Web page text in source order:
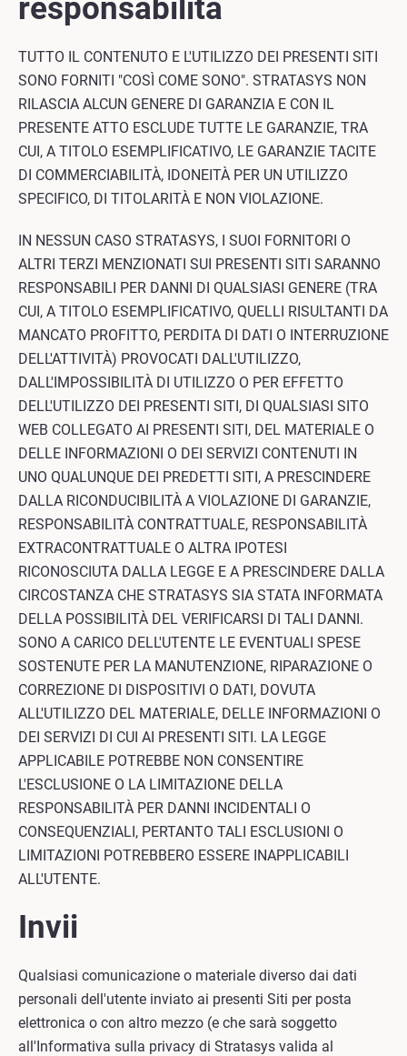
responsabilità
TUTTO IL CONTENUTO E L'UTILIZZO DEI PRESENTI SITI
SONO FORNITI "COSÌ COME SONO". STRATASYS NON
RILASCIA ALCUN GENERE DI GARANZIA E CON IL
PRESENTE ATTO ESCLUDE TUTTE LE GARANZIE, TRA
CUI, A TITOLO ESEMPLIFICATIVO, LE GARANZIE TACITE
DI COMMERCIABILITÀ, IDONEITÀ PER UN UTILIZZO
SPECIFICO, DI TITOLARITÀ E NON VIOLAZIONE.
IN NESSUN CASO STRATASYS, I SUOI FORNITORI O
ALTRI TERZI MENZIONATI SUI PRESENTI SITI SARANNO
RESPONSABILI PER DANNI DI QUALSIASI GENERE (TRA
CUI, A TITOLO ESEMPLIFICATIVO, QUELLI RISULTANTI DA
MANCATO PROFITTO, PERDITA DI DATI O INTERRUZIONE
DELL'ATTIVITÀ) PROVOCATI DALL'UTILIZZO,
DALL'IMPOSSIBILITÀ DI UTILIZZO O PER EFFETTO
DELL'UTILIZZO DEI PRESENTI SITI, DI QUALSIASI SITO
WEB COLLEGATO AI PRESENTI SITI, DEL MATERIALE O
DELLE INFORMAZIONI O DEI SERVIZI CONTENUTI IN
UNO QUALUNQUE DEI PREDETTI SITI, A PRESCINDERE
DALLA RICONDUCIBILITÀ A VIOLAZIONE DI GARANZIE,
RESPONSABILITÀ CONTRATTUALE, RESPONSABILITÀ
EXTRACONTRATTUALE O ALTRA IPOTESI
RICONOSCIUTA DALLA LEGGE E A PRESCINDERE DALLA
CIRCOSTANZA CHE STRATASYS SIA STATA INFORMATA
DELLA POSSIBILITÀ DEL VERIFICARSI DI TALI DANNI.
SONO A CARICO DELL'UTENTE LE EVENTUALI SPESE
SOSTENUTE PER LA MANUTENZIONE, RIPARAZIONE O
CORREZIONE DI DISPOSITIVI O DATI, DOVUTA
ALL'UTILIZZO DEL MATERIALE, DELLE INFORMAZIONI O
DEI SERVIZI DI CUI AI PRESENTI SITI. LA LEGGE
APPLICABILE POTREBBE NON CONSENTIRE
L'ESCLUSIONE O LA LIMITAZIONE DELLA
RESPONSABILITÀ PER DANNI INCIDENTALI O
CONSEQUENZIALI, PERTANTO TALI ESCLUSIONI O
LIMITAZIONI POTREBBERO ESSERE INAPPLICABILI
ALL'UTENTE.
Invii
Qualsiasi comunicazione o materiale diverso dai dati
personali dell'utente inviato ai presenti Siti per posta
elettronica o con altro mezzo (e che sarà soggetto
all'Informativa sulla privacy di Stratasys valida al